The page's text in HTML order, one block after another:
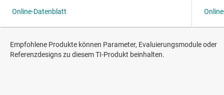
Empfohlene Produkte können Parameter, Evaluierungsmodule oder
Referenzdesigns zu diesem TI-Produkt beinhalten.